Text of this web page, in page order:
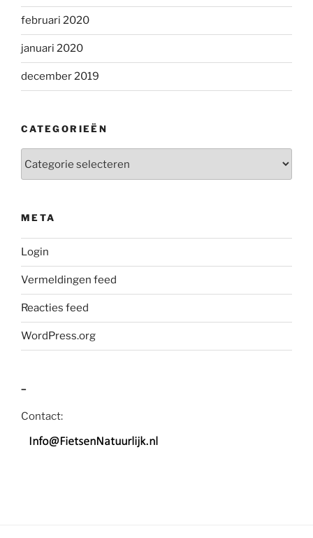
februari 2020
januari 2020
december 2019
CATEGORIEËN
META
Login
Vermeldingen feed
Reacties feed
WordPress.org
–
Contact: